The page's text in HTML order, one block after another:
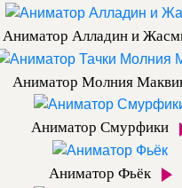
Аниматор Алладин и
Аниматор Молния
Аниматор Смурфики
Аниматор Фьёк